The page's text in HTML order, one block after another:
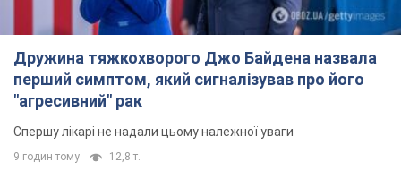
Дружина тяжкохворого Джо Байдена назвала
перший симптом, який сигналізував про його
"агресивний" рак
Спершу лікарі не надали цьому належної уваги
9 годин тому 12,8 т.